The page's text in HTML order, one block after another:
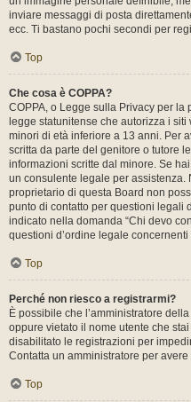
inviare messaggi di posta
ecc. Ti bastano pochi secondi per
Top
Che cosa è COPPA?
COPPA, o Legge sulla Privacy per
legge statunitense che autorizza i
minori di età inferiore a 13 anni. Per
scritta da parte del genitore o tutore
informazioni scritte dal minore. Se
un consulente legale per assistenza.
proprietario di questa Board non
punto di contatto per questioni legali
indicato nella domanda “Chi devo
questioni d’ordine legale concernenti
Top
Perché non riesco a registrarmi?
È possibile che l’amministratore
oppure vietato il nome utente che
disabilitato le registrazioni per
Contatta un amministratore per
Top